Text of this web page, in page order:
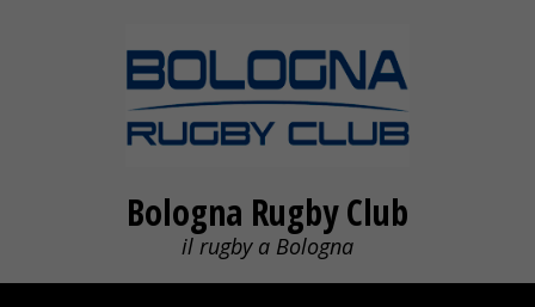
Bologna Rugby Club
il rugby a Bologna